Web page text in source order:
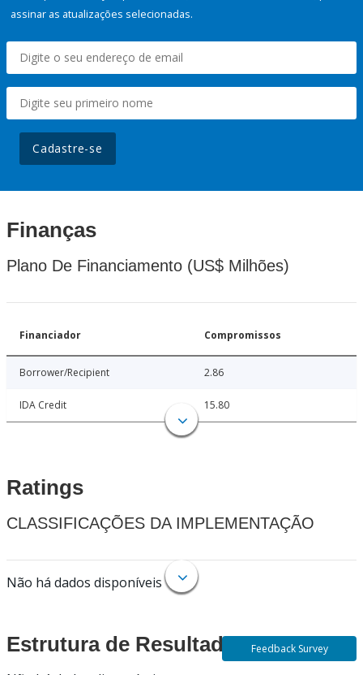
assinar as atualizações selecionadas.
Cadastre-se
Finanças
Plano De Financiamento (US$ Milhões)
Financiador Compromissos
Borrower/Recipient 2.86
IDA Credit 15.80
Ratings
CLASSIFICAÇÕES DA IMPLEMENTAÇÃO
Não há dados disponíveis
Estrutura de Resultados Feedback Survey